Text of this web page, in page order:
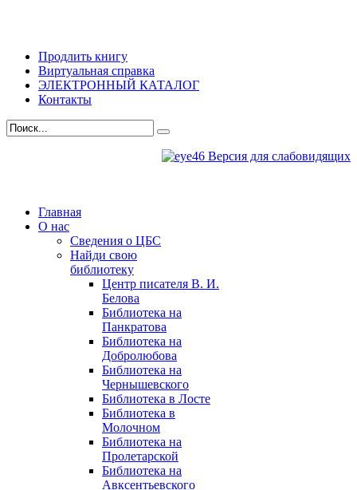
Продлить книгу
Виртуальная справка
ЭЛЕКТРОННЫЙ КАТАЛОГ
Контакты
Версия для слабовидящих
Главная
О нас
Сведения о ЦБС
Найди свою
библиотеку
Центр писателя В. И.
Белова
Библиотека на
Панкратова
Библиотека на
Добролюбова
Библиотека на
Чернышевского
Библиотека в Лосте
Библиотека в
Молочном
Библиотека на
Пролетарской
Библиотека на
Авксентьевского